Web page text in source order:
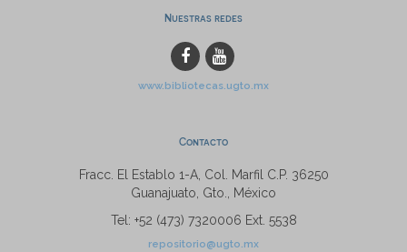
Nuestras redes
www.bibliotecas.ugto.mx
Contacto
Fracc. El Establo 1-A, Col. Marfil C.P. 36250
Guanajuato, Gto., México
Tel: +52 (473) 7320006 Ext. 5538
repositorio@ugto.mx